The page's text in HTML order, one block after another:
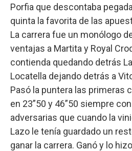
Porfia que descontaba
quinta la favorita de las
La carrera fue un monólogo
ventajas a Martita y Royal
contienda quedando detrás
Locatella dejando detrás a
Pasó la puntera las primeras
en 23”50 y 46”50 siempre
adversarias que cuando la
Lazo le tenía guardado un
ganar la carrera. Ganó y lo